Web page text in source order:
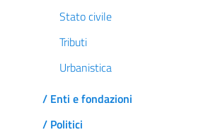
Stato civile
Tributi
Urbanistica
/ Enti e fondazioni
/ Politici